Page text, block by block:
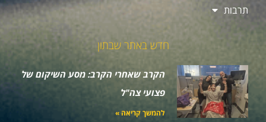
תרבות
חדש באתר שבתון
הקרב שאחרי הקרב: מסע השיקום של
פצועי צה"ל
להמשך קריאה »